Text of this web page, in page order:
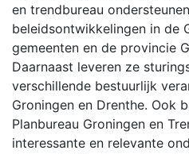
en trendbureau
beleidsontwikkelingen in de
gemeenten en de provincie
Daarnaast leveren ze
verschillende bestuurlijk
Groningen en Drenthe. Ook
Planbureau Groningen en
interessante en relevante